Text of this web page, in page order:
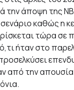
την άποψη της
σενάριο καθώς η
τώρα σε
ήταν στο
από την απουσία